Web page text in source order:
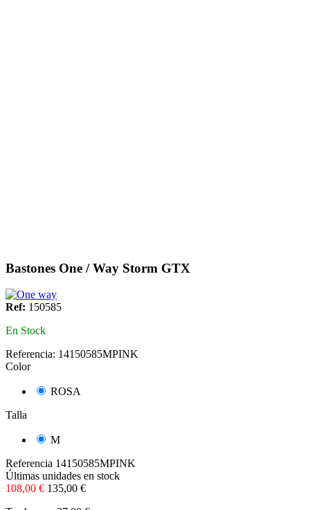
Bastones One / Way Storm GTX
Ref: 150585
En Stock
Referencia: 14150585MPINK
Color
ROSA
Talla
M
Referencia 14150585MPINK
Últimas unidades en stock
108,00 € 135,00 €